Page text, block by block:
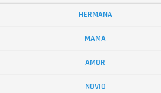
HERMANA
MAMÁ
AMOR
NOVIO